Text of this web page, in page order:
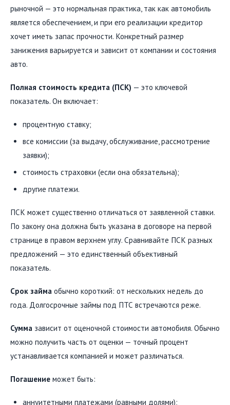
рыночной — это нормальная практика, так как автомобиль
является обеспечением, и при его реализации кредитор
хочет иметь запас прочности. Конкретный размер
занижения варьируется и зависит от компании и состояния
авто.
Полная стоимость кредита (ПСК) — это ключевой
показатель. Он включает:
процентную ставку;
все комиссии (за выдачу, обслуживание, рассмотрение
заявки);
стоимость страховки (если она обязательна);
другие платежи.
ПСК может существенно отличаться от заявленной ставки.
По закону она должна быть указана в договоре на первой
странице в правом верхнем углу. Сравнивайте ПСК разных
предложений — это единственный объективный
показатель.
Срок займа обычно короткий: от нескольких недель до
года. Долгосрочные займы под ПТС встречаются реже.
Сумма зависит от оценочной стоимости автомобиля. Обычно
можно получить часть от оценки — точный процент
устанавливается компанией и может различаться.
Погашение может быть:
аннуитетными платежами (равными долями);